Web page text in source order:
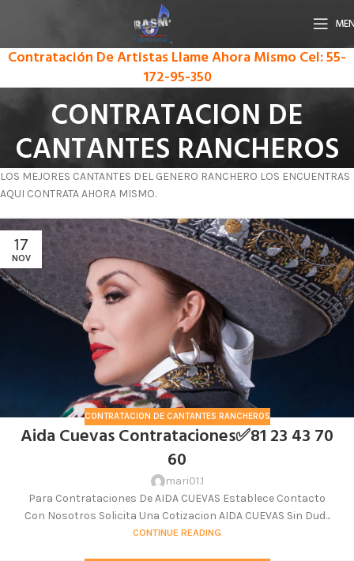
Contratación De Artistas Llame Ahora Mismo Cel: 55-
172-95-350
CONTRATACION DE
CANTANTES RANCHEROS
LOS MEJORES CANTANTES DEL GENERO RANCHERO LOS ENCUENTRAS
AQUI CONTRATA AHORA MISMO.
17
NOV
CONTRATACION DE CANTANTES RANCHEROS
Aida Cuevas Contrataciones✅81 23 43 70
60
mari01.1
Para Contrataciones De AIDA CUEVAS Establece Contacto
Con Nosotros Solicita Una Cotizacion AIDA CUEVAS Sin Dud...
CONTINUE READING